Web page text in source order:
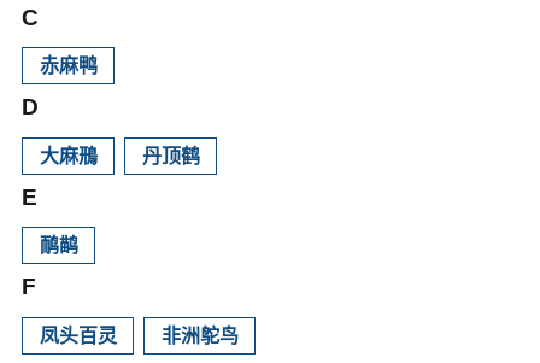
C
赤麻鸭
D
大麻鳽 丹顶鹤
E
鸸鹋
F
凤头百灵 非洲鸵鸟